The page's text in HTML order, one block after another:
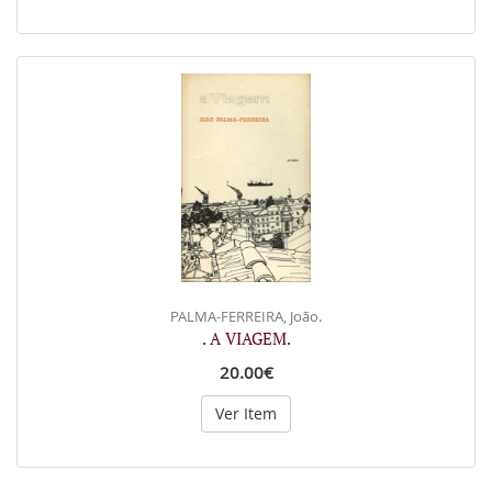
PALMA-FERREIRA, João.
. A VIAGEM.
20.00€
Ver Item